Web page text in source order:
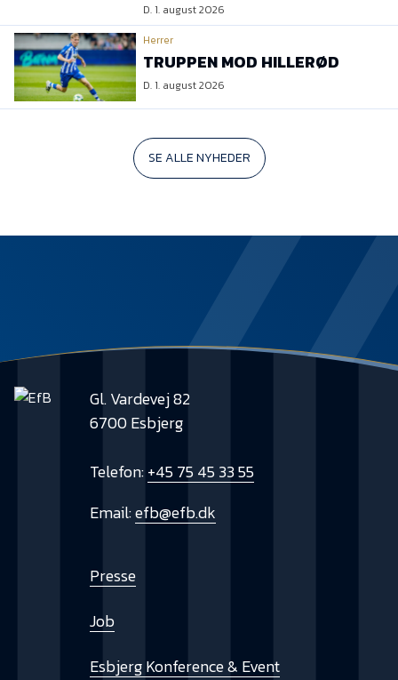
D. 1. august 2026
Herrer
TRUPPEN MOD HILLERØD
D. 1. august 2026
SE ALLE NYHEDER
Gl. Vardevej 82
6700 Esbjerg
Telefon:+45 75 45 33 55
Email:efb@efb.dk
Presse
Job
Esbjerg Konference & Event